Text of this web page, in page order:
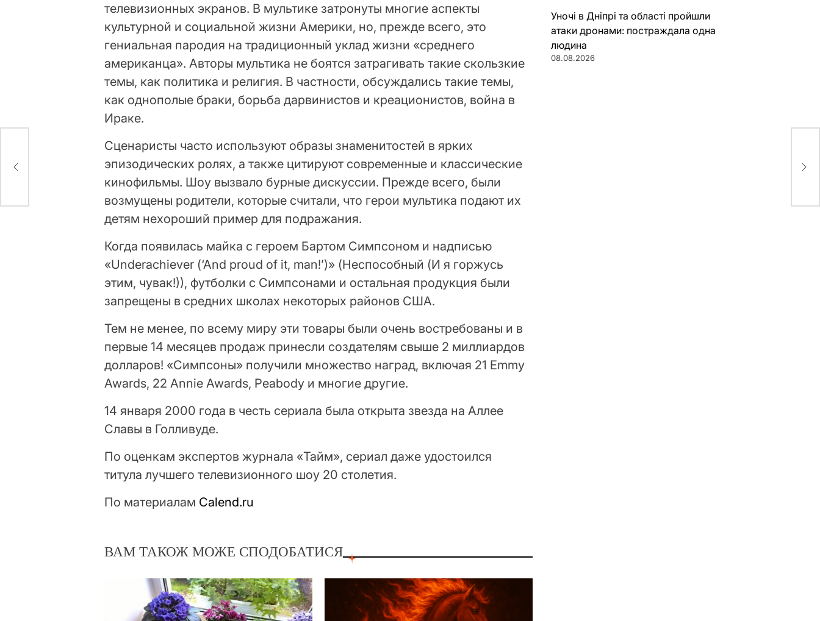
телевизионных экранов. В мультике затронуты многие аспекты
культурной и социальной жизни Америки, но, прежде всего, это
гениальная пародия на традиционный уклад жизни «среднего
американца». Авторы мультика не боятся затрагивать такие скользкие
темы, как политика и религия. В частности, обсуждались такие темы,
как однополые браки, борьба дарвинистов и креационистов, война в
Ираке.
Сценаристы часто используют образы знаменитостей в ярких
эпизодических ролях, а также цитируют современные и классические
кинофильмы. Шоу вызвало бурные дискуссии. Прежде всего, были
возмущены родители, которые считали, что герои мультика подают их
детям нехороший пример для подражания.
Когда появилась майка с героем Бартом Симпсоном и надписью
«Underachiever (‘And proud of it, man!’)» (Неспособный (И я горжусь
этим, чувак!)), футболки с Симпсонами и остальная продукция были
запрещены в средних школах некоторых районов США.
Тем не менее, по всему миру эти товары были очень востребованы и в
первые 14 месяцев продаж принесли создателям свыше 2 миллиардов
долларов! «Симпсоны» получили множество наград, включая 21 Emmy
Awards, 22 Annie Awards, Peabody и многие другие.
14 января 2000 года в честь сериала была открыта звезда на Аллее
Славы в Голливуде.
По оценкам экспертов журнала «Тайм», сериал даже удостоился
титула лучшего телевизионного шоу 20 столетия.
По материалам Calend.ru
ВАМ ТАКОЖ МОЖЕ СПОДОБАТИСЯ
Уночі в Дніпрі та області пройшли
атаки дронами: постраждала одна
людина
08.08.2026